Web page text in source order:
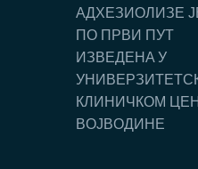
AДХEЗИOЛИЗE
ПO ПРВИ ПУT
ИЗВEДEНA У
КЛИНИЧКOM
ВOJВOДИНE